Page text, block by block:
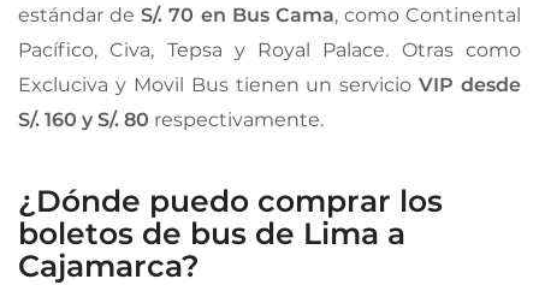
estándar deS/. 70 en Bus Cama, como Continental
Pacífico, Civa, Tepsa y Royal Palace. Otras como
Excluciva y Movil Bus tienen un servicioVIP desde
S/. 160 y S/. 80 respectivamente.
¿Dónde puedo comprar los
boletos de bus de Lima a
Cajamarca?